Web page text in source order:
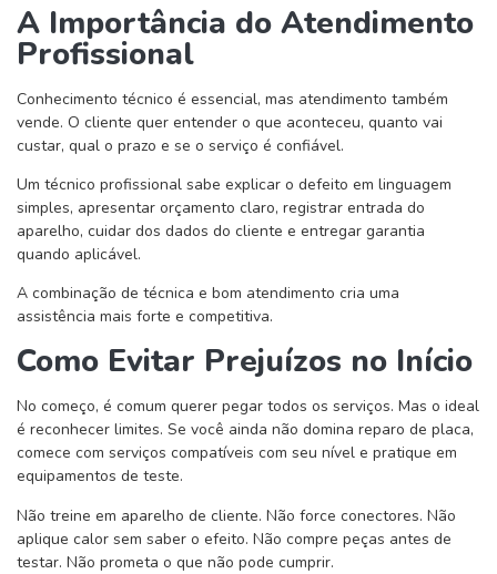
A Importância do Atendimento
Profissional
Conhecimento técnico é essencial, mas atendimento também
vende. O cliente quer entender o que aconteceu, quanto vai
custar, qual o prazo e se o serviço é confiável.
Um técnico profissional sabe explicar o defeito em linguagem
simples, apresentar orçamento claro, registrar entrada do
aparelho, cuidar dos dados do cliente e entregar garantia
quando aplicável.
A combinação de técnica e bom atendimento cria uma
assistência mais forte e competitiva.
Como Evitar Prejuízos no Início
No começo, é comum querer pegar todos os serviços. Mas o ideal
é reconhecer limites. Se você ainda não domina reparo de placa,
comece com serviços compatíveis com seu nível e pratique em
equipamentos de teste.
Não treine em aparelho de cliente. Não force conectores. Não
aplique calor sem saber o efeito. Não compre peças antes de
testar. Não prometa o que não pode cumprir.